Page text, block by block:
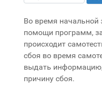
Во время начальной
помощи программ,
происходит
сбоя во время
выдать
причину сбоя.